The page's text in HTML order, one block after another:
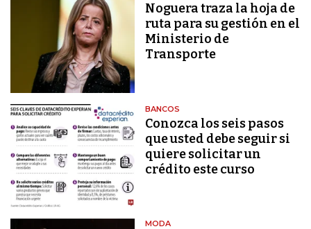
Noguera traza la hoja de
ruta para su gestión en el
Ministerio de
Transporte
BANCOS
Conozca los seis pasos
que usted debe seguir si
quiere solicitar un
crédito este curso
MODA